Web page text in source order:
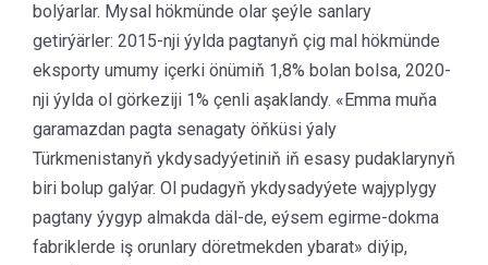
bolýarlar. Mysal hökmünde olar şeýle sanlary
getirýärler: 2015-nji ýylda pagtanyň çig mal hökmünde
eksporty umumy içerki önümiň 1,8% bolan bolsa, 2020-
nji ýylda ol görkeziji 1% çenli aşaklandy. «Emma muňa
garamazdan pagta senagaty öňküsi ýaly
Türkmenistanyň ykdysadyýetiniň iň esasy pudaklarynyň
biri bolup galýar. Ol pudagyň ykdysadyýete wajyplygy
pagtany ýygyp almakda däl-de, eýsem egirme-dokma
fabriklerde iş orunlary döretmekden ybarat» diýip,